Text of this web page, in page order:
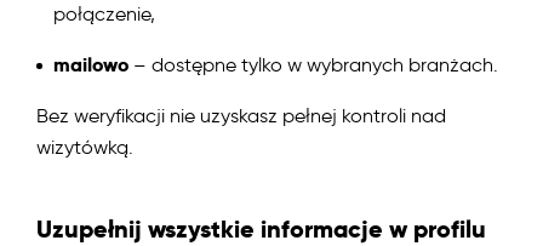
połączenie,
mailowo – dostępne tylko w wybranych branżach.
Bez weryfikacji nie uzyskasz pełnej kontroli nad
wizytówką.
Uzupełnij wszystkie informacje w profilu